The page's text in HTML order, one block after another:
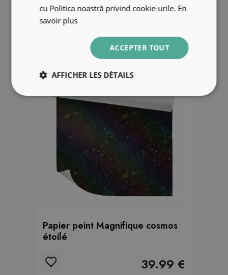
Papier peint Magnifique cosmos
étoilé
39.99 €
cu Politica noastră privind cookie-urile. En
savoir plus
ACCEPTER TOUT
AFFICHER LES DÉTAILS